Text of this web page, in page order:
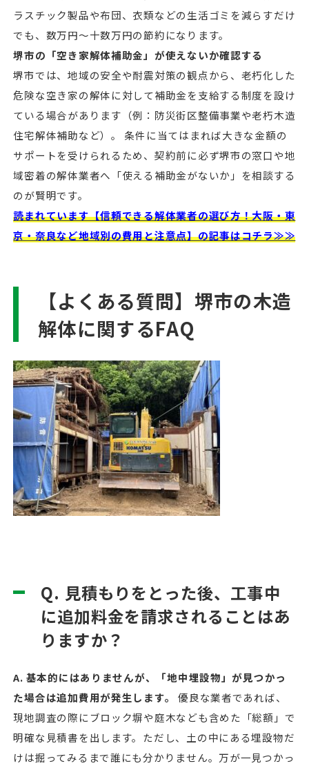
ラスチック製品や布団、衣類などの生活ゴミを減らすだけ
でも、数万円〜十数万円の節約になります。
堺市の「空き家解体補助金」が使えないか確認する
堺市では、地域の安全や耐震対策の観点から、老朽化した
危険な空き家の解体に対して補助金を支給する制度を設け
ている場合があります（例：防災街区整備事業や老朽木造
住宅解体補助など）。 条件に当てはまれば大きな金額の
サポートを受けられるため、契約前に必ず堺市の窓口や地
域密着の解体業者へ「使える補助金がないか」を相談する
のが賢明です。
読まれています【信頼できる解体業者の選び方！大阪・東
京・奈良など地域別の費用と注意点】の記事はコチラ≫≫
【よくある質問】堺市の木造
解体に関するFAQ
Q. 見積もりをとった後、工事中
に追加料金を請求されることはあ
りますか？
A. 基本的にはありませんが、「地中埋設物」が見つかっ
た場合は追加費用が発生します。
優良な業者であれば、
現地調査の際にブロック塀や庭木なども含めた「総額」で
明確な見積書を出します。ただし、土の中にある埋設物だ
けは掘ってみるまで誰にも分かりません。万が一見つかっ